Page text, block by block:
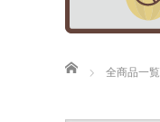
ホーム
全商品一覧